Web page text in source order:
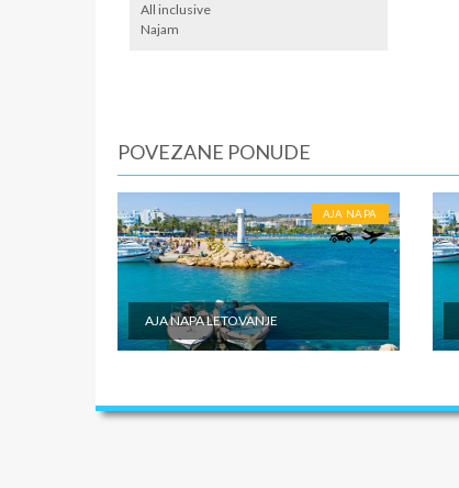
All inclusive
Najam
POVEZANE PONUDE
AJA NAPA
AJA NAPA LETOVANJE